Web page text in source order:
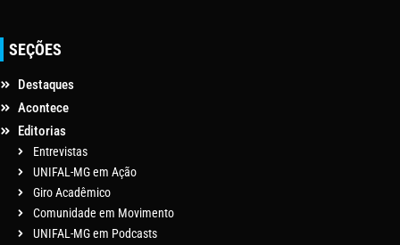
SEÇÕES
Destaques
Acontece
Editorias
Entrevistas
UNIFAL-MG em Ação
Giro Acadêmico
Comunidade em Movimento
UNIFAL-MG em Podcasts